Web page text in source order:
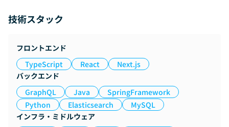
技術スタック
フロントエンド
TypeScript
React
Next.js
バックエンド
GraphQL
Java
SpringFramework
Python
Elasticsearch
MySQL
インフラ・ミドルウェア